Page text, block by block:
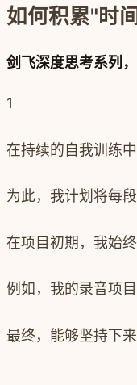
如何积累"时
剑飞深度思考系列
1
在持续的自我训练
为此，我计划将每
在项目初期，我始
例如，我的录音项
最终，能够坚持下